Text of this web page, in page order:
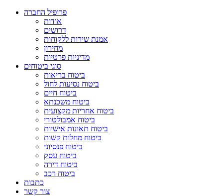
פרופיל החברה
אודות
דרושים
אמנת שירות ללקוחות
מחירון
מדיניות פרטיות
סוגי ביטוחים
ביטוח בריאות
ביטוח נסיעות לחול
ביטוח חיים
ביטוח משכנתא
ביטוח אחריות מקצועית
ביטוח אמבולטורי
ביטוח תאונות אישיות
ביטוח מחלות קשות
ביטוח פנסיוני
ביטוח עסק
ביטוח דירה
ביטוח רכב
כתבות
צור קשר